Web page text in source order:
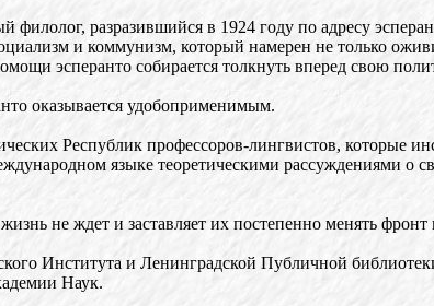
филолог, разразившийся в 1924 году по адресу
и коммунизм, который намерен не только
эсперанто собирается толкнуть вперед свою
оказывается удобоприменимым.
Республик профессоров-лингвистов, которые
языке теоретическими рассуждениями о
не ждет и заставляет их постепенно менять
Института и Ленинградской Публичной
Наук.